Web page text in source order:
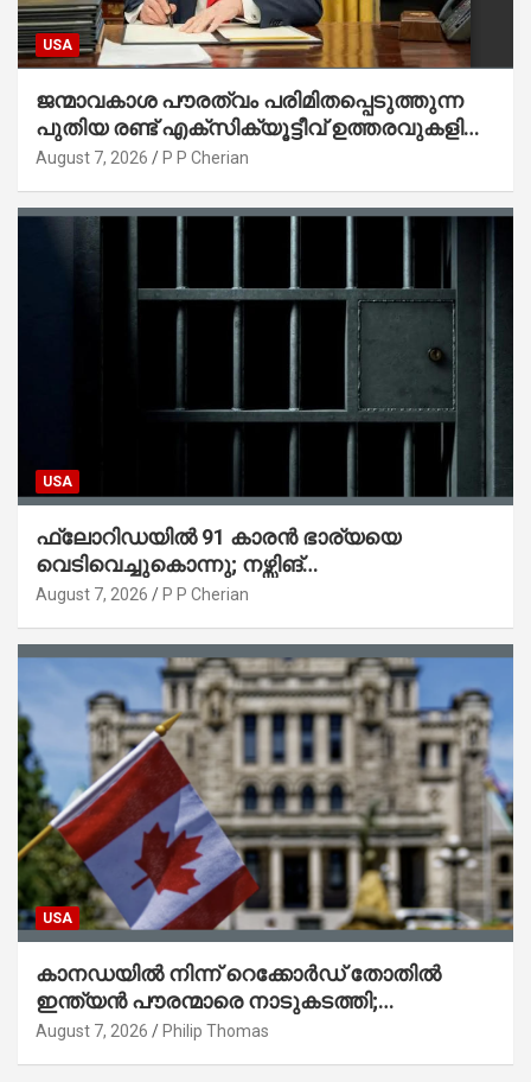
USA
ജന്മാവകാശ പൗരത്വം പരിമിതപ്പെടുത്തുന്ന
പുതിയ രണ്ട് എക്സിക്യൂട്ടീവ് ഉത്തരവുകളിൽ
ട്രംപ് ഒപ്പുവെച്ചു
August 7, 2026 P P Cherian
USA
ഫ്ലോറിഡയിൽ 91 കാരൻ ഭാര്യയെ
വെടിവെച്ചുകൊന്നു; നഴ്സിങ്
ഹോമിലാക്കില്ലെന്ന് നൽകിയ വാഗ്ദാനം
August 7, 2026 P P Cherian
USA
കാനഡയിൽ നിന്ന് റെക്കോർഡ് തോതിൽ
ഇന്ത്യൻ പൗരന്മാരെ നാടുകടത്തി;
ആറുമാസത്തിനിടെ 3,323 പേർ
August 7, 2026 Philip Thomas